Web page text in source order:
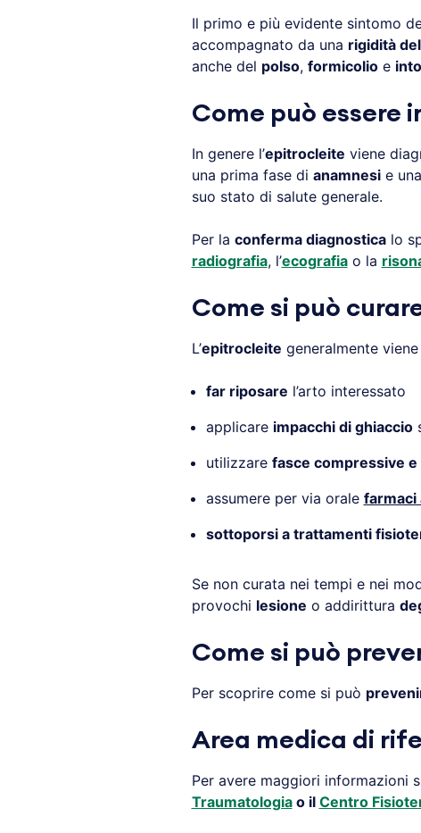
Il primo e più evidente sintomo
accompagnato da una rigidità
anche del polso, formicolioe
Come può essere
In genere l’epitrocleite viene
una prima fase di anamnesie
suo stato di salute generale.
Per la conferma diagnosticalo
radiografia, l’ecografiao la
Come si può
L’epitrocleite generalmente
far riposare l’arto interessato
applicare impacchi di ghiaccio
utilizzare fasce compressive
assumere per via orale farmaci
sottoporsi a trattamenti
Se non curata nei tempi e nei
provochi lesione o addirittura
Come si può
Per scoprire come si può
Area medica di
Per avere maggiori informazioni
Traumatologiao il Centro